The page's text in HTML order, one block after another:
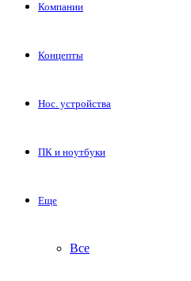
Компании
Концепты
Нос. устройства
ПК и ноутбуки
Еще
Все